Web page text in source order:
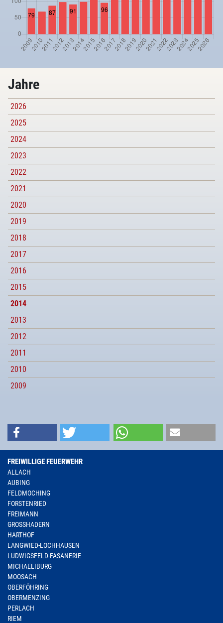
Jahre
2026
2025
2024
2023
2022
2021
2020
2019
2018
2017
2016
2015
2014
2013
2012
2011
2010
2009
FREIWILLIGE FEUERWEHR
ALLACH
AUBING
FELDMOCHING
FORSTENRIED
FREIMANN
GROSSHADERN
HARTHOF
LANGWIED-LOCHHAUSEN
LUDWIGSFELD-FASANERIE
MICHAELIBURG
MOOSACH
OBERFÖHRING
OBERMENZING
PERLACH
RIEM